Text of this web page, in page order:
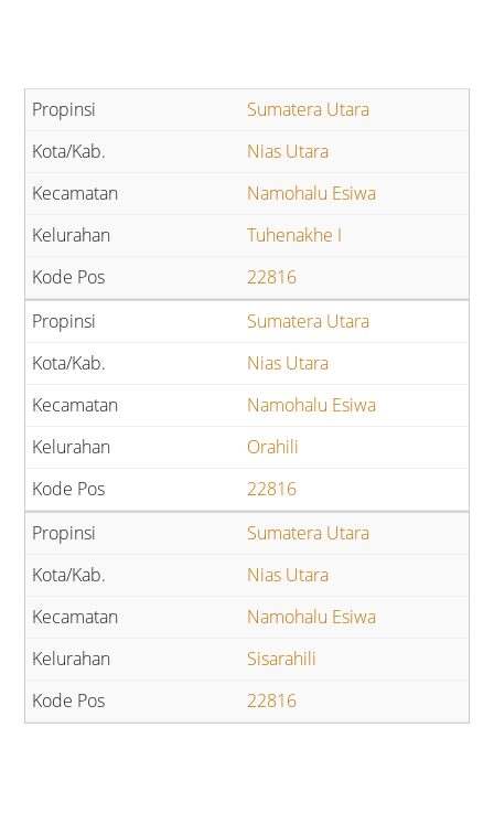
Sumatera Utara
Nias Utara
Namohalu Esiwa
Tuhenakhe I
22816
Sumatera Utara
Nias Utara
Namohalu Esiwa
Orahili
22816
Sumatera Utara
Nias Utara
Namohalu Esiwa
Sisarahili
22816